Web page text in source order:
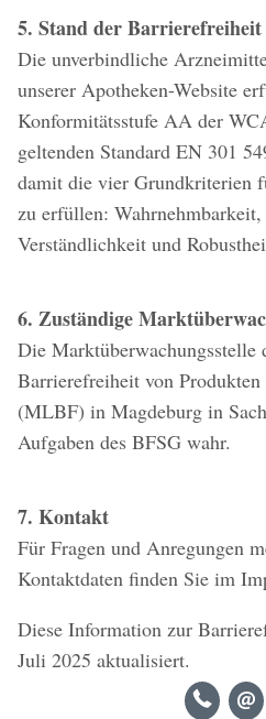
5. Stand der Barrierefreiheit
Die unverbindliche
unserer Apotheken-Website
Konformitätsstufe AA der
geltenden Standard EN 301
damit die vier Grundkriterien
zu erfüllen:
Verständlichkeit und
6. Zuständige
Die Marktüberwachungsstelle
Barrierefreiheit von
(MLBF) in Magdeburg in
Aufgaben des BFSG wahr.
7. Kontakt
Für Fragen und Anregungen
Kontaktdaten finden Sie im
Diese Information zur
Juli 2025 aktualisiert.